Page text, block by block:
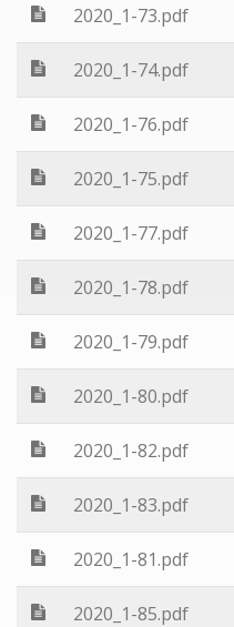
2020_1-73.pdf
2020_1-74.pdf
2020_1-76.pdf
2020_1-75.pdf
2020_1-77.pdf
2020_1-78.pdf
2020_1-79.pdf
2020_1-80.pdf
2020_1-82.pdf
2020_1-83.pdf
2020_1-81.pdf
2020_1-85.pdf